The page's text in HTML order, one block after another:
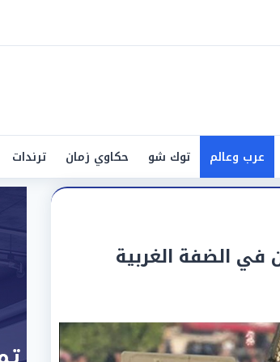
عرب وعالم توك شو حكاوي زمان ترندات
في الضفة الغربية